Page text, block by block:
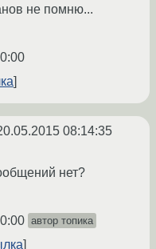
не помню...
08:14:35
нет?
автор топика